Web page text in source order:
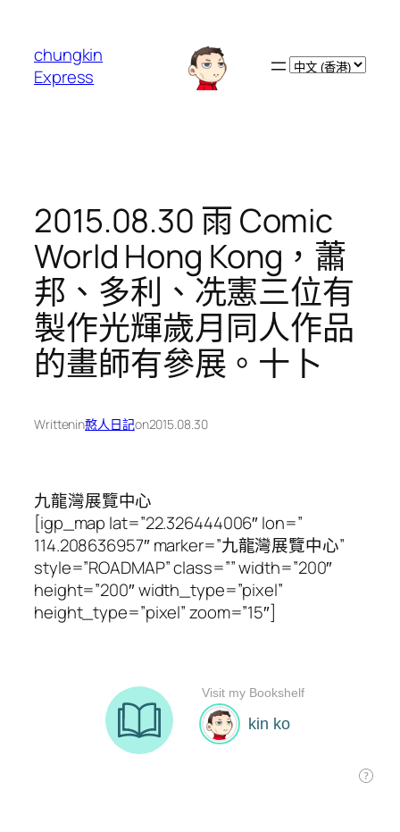
chungkin
Express
Choose
2015.08.30 雨 Comic
World Hong Kong，蕭
邦、多利、冼憲三位有
製作光輝歲月同人作品
的畫師有參展。十卜
Writtenin憨人日記on2015.08.30
九龍灣展覽中心
[igp_map lat=”22.326444006″ lon=”
114.208636957″ marker=”九龍灣展覽中心”
style=”ROADMAP” class=”” width=”200″
height=”200″ width_type=”pixel”
height_type=”pixel” zoom=”15″]